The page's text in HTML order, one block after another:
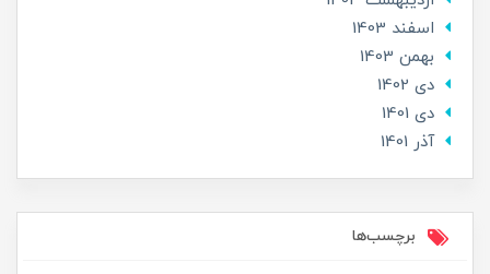
اسفند 1403
بهمن 1403
دی 1402
دی 1401
آذر 1401
برچسب‌ها